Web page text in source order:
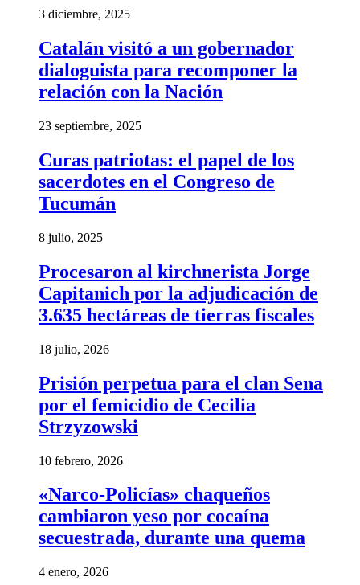
3 diciembre, 2025
Catalán visitó a un gobernador
dialoguista para recomponer la
relación con la Nación
23 septiembre, 2025
Curas patriotas: el papel de los
sacerdotes en el Congreso de
Tucumán
8 julio, 2025
Procesaron al kirchnerista Jorge
Capitanich por la adjudicación de
3.635 hectáreas de tierras fiscales
18 julio, 2026
Prisión perpetua para el clan Sena
por el femicidio de Cecilia
Strzyzowski
10 febrero, 2026
«Narco-Policías» chaqueños
cambiaron yeso por cocaína
secuestrada, durante una quema
4 enero, 2026